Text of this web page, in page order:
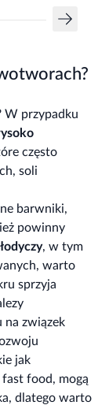
W przypadku
często
soli
barwniki,
powinny
, w tym
warto
sprzyja
na związek
jak
food, mogą
dlatego warto